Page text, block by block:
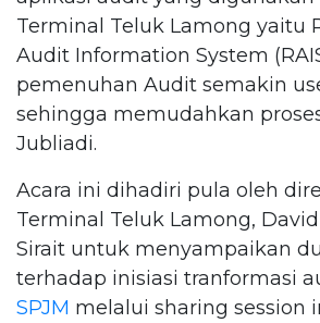
Terminal Teluk Lamong yaitu
Audit Information System
pemenuhan Audit semakin
sehingga memudahkan
Jubliadi.
Acara ini dihadiri pula oleh
Terminal Teluk Lamong,
Sirait untuk menyampaikan
terhadap inisiasi tranformasi
SPJM melalui sharing session